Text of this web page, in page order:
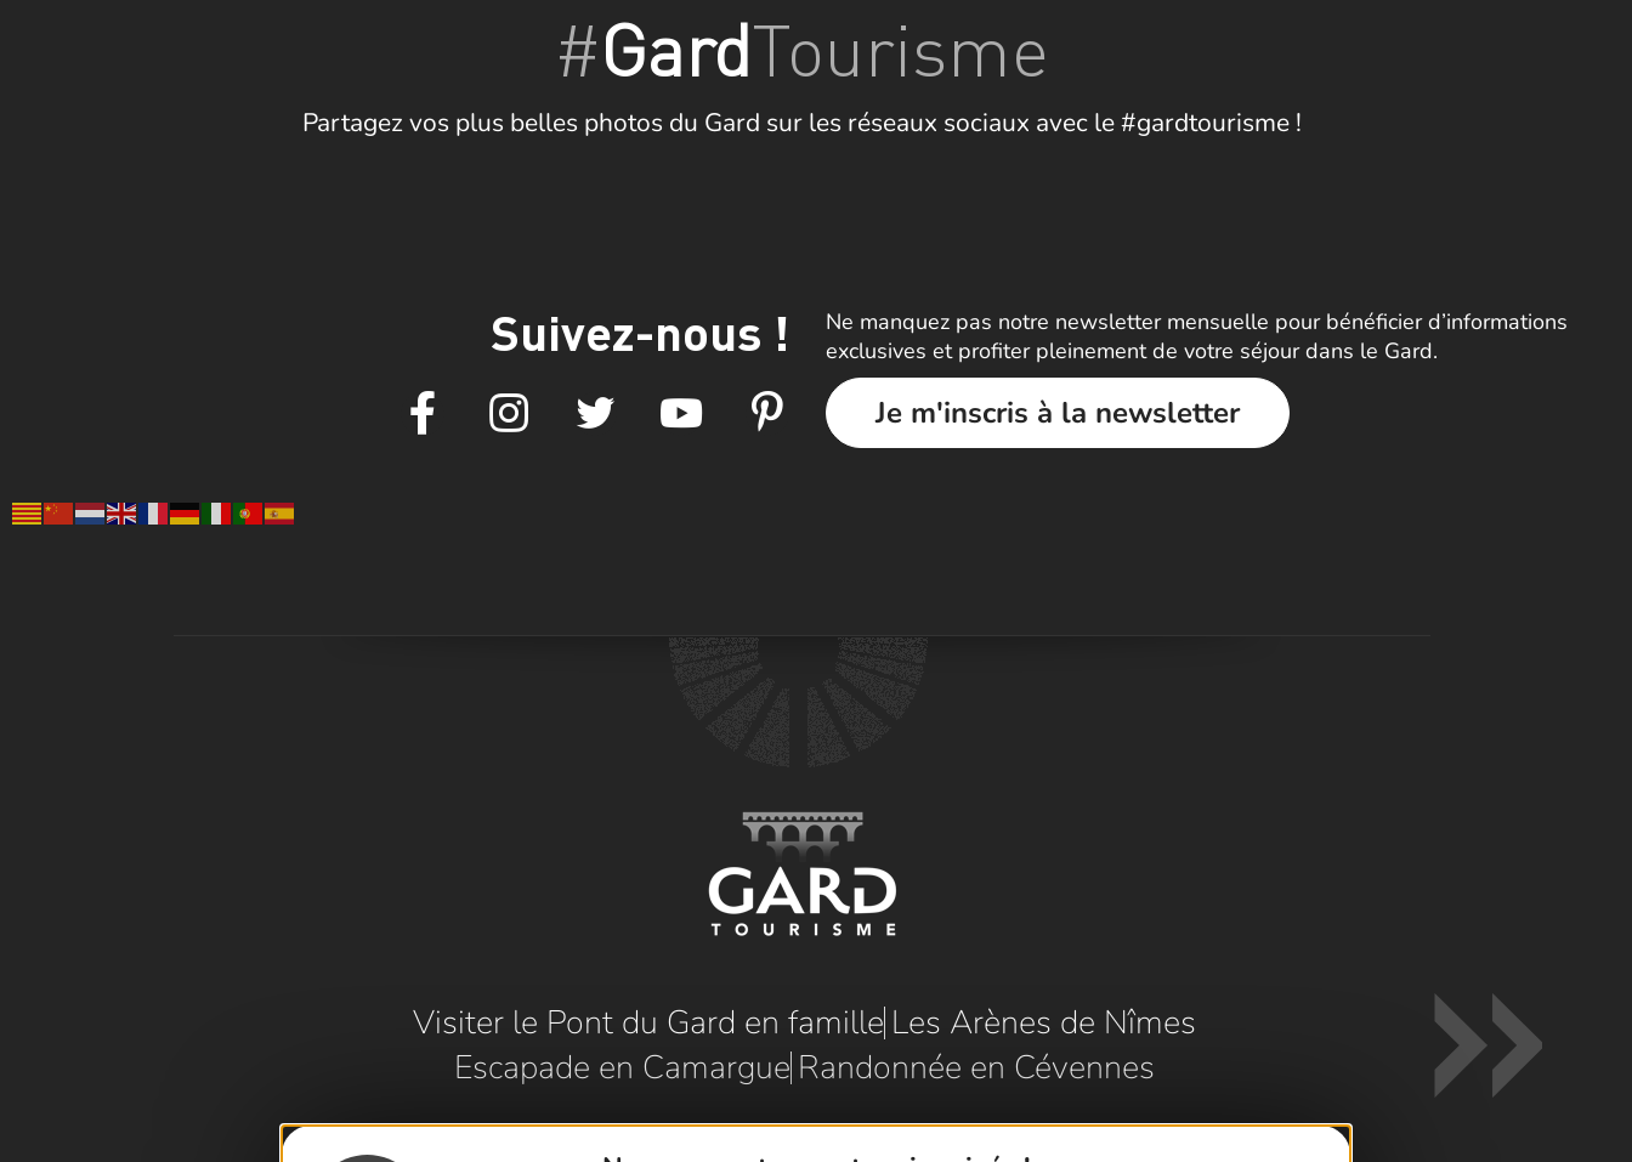
#GardTourisme
Partagez vos plus belles photos du Gard sur les réseaux sociaux avec le #gardtourisme !
Suivez-nous !
Ne manquez pas notre newsletter mensuelle pour bénéficier d’informations
exclusives et profiter pleinement de votre séjour dans le Gard.
Je m'inscris à la newsletter
Visiter le Pont du Gard en famille Les Arènes de Nîmes
Escapade en Camargue Randonnée en Cévennes